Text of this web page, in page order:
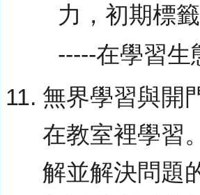
力，初期標
-----在學習生
無界學習與開
在教室裡學習
解並解決問題